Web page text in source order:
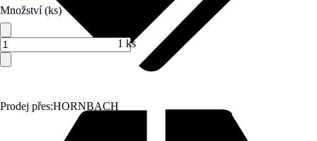
Prodej přes:HORNBACH
Množství (ks)
1 ks